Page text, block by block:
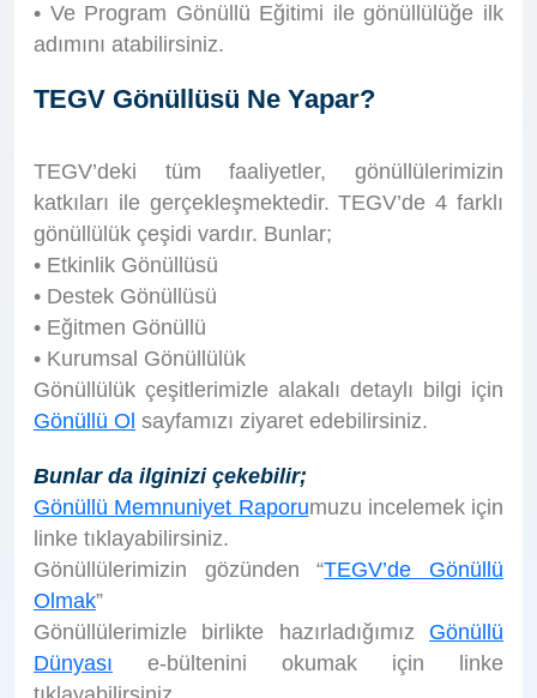
• Ve Program Gönüllü Eğitimi ile gönüllülüğe ilk
adımını atabilirsiniz.
TEGV Gönüllüsü Ne Yapar?
TEGV’deki tüm faaliyetler, gönüllülerimizin
katkıları ile gerçekleşmektedir. TEGV’de 4 farklı
gönüllülük çeşidi vardır. Bunlar;
• Etkinlik Gönüllüsü
• Destek Gönüllüsü
• Eğitmen Gönüllü
• Kurumsal Gönüllülük
Gönüllülük çeşitlerimizle alakalı detaylı bilgi için
Gönüllü Ol sayfamızı ziyaret edebilirsiniz.
Bunlar da ilginizi çekebilir;
Gönüllü Memnuniyet Raporumuzu incelemek için
linke tıklayabilirsiniz.
Gönüllülerimizin gözünden “TEGV’de Gönüllü
Olmak”
Gönüllülerimizle birlikte hazırladığımız Gönüllü
Dünyası e-bültenini okumak için linke